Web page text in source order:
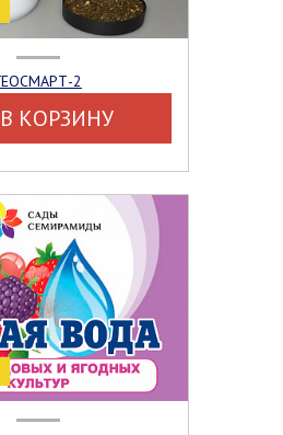
ГЕОСМАРТ-2
В КОРЗИНУ